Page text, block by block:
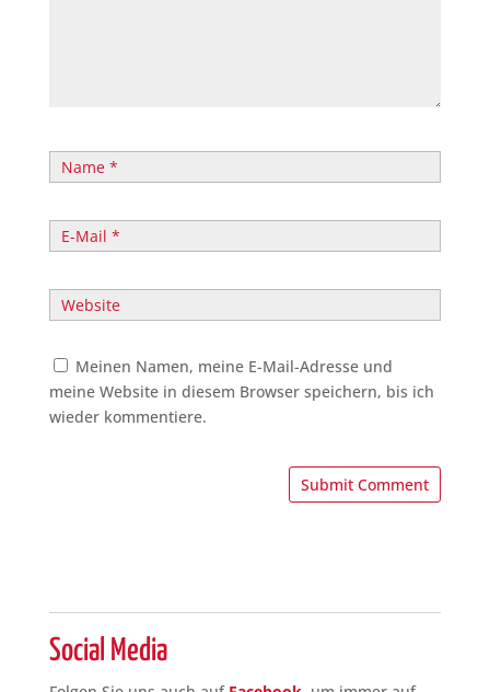
Meinen Namen, meine E-Mail-Adresse und
meine Website in diesem Browser speichern, bis ich
wieder kommentiere.
r
n
a
Social Media